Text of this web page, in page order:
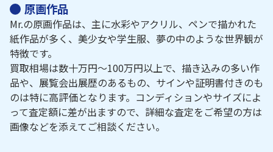
原画作品
Mr.の原画作品は、主に水彩やアクリル、ペンで描かれた
紙作品が多く、美少女や学生服、夢の中のような世界観が
特徴です。
買取相場は数十万円～100万円以上で、描き込みの多い作
品や、展覧会出展歴のあるもの、サインや証明書付きのも
のは特に高評価となります。コンディションやサイズによ
って査定額に差が出ますので、詳細な査定をご希望の方は
画像などを添えてご相談ください。